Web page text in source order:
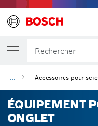
Rechercher
... Accessoires pour
ÉQUIPEMENT
ONGLET